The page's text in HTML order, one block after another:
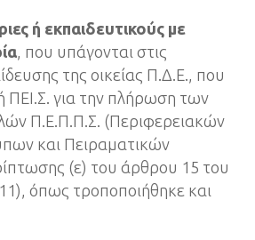
ή εκπαιδευτικούς με
, που υπάγονται στις
της οικείας Π.Δ.Ε., που
ΠΕΙ.Σ. για την πλήρωση των
Π.Ε.Π.Π.Σ. (Περιφερειακών
και Πειραματικών
(ε) του άρθρου 15 του
όπως τροποποιήθηκε και